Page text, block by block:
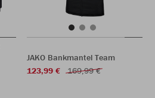
JAKO Bankmantel Team
123,99 €
169,99 €